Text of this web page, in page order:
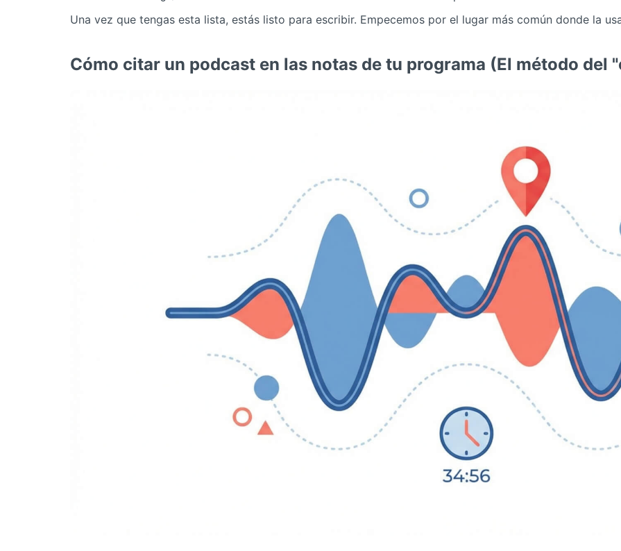
Una vez que tengas esta lista, estás listo para escribir. Empecemos por el lugar más común donde la
Cómo citar un podcast en las notas de tu programa (El método del